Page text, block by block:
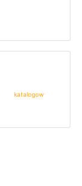
katalogow